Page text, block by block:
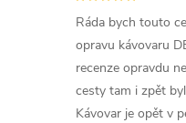
Ráda bych touto
opravu kávovaru
recenze opravdu
cesty tam i zpět
Kávovar je opět v